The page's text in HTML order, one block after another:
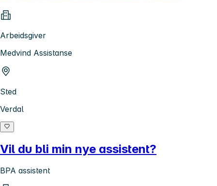
Arbeidsgiver
Medvind Assistanse
Sted
Verdal
Vil du bli min nye assistent?
BPA assistent